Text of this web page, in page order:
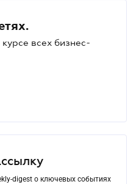
всех бизнес-
digest о ключевых событиях